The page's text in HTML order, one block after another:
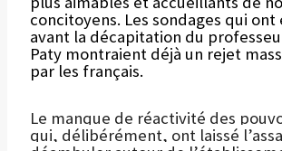
concitoyens. Les sondages qui
avant la décapitation du
Paty montraient déjà un rejet
par les français.
Le manque de réactivité des
qui, délibérément, ont laissé